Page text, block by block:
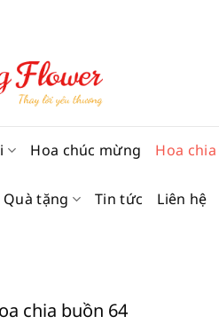
Hoa chúc mừng Hoa
Quà tặng Tin tức Liên hệ
chia buồn 64